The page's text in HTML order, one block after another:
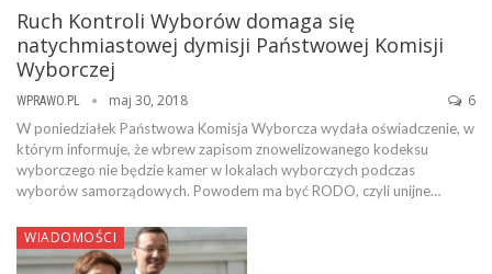
Ruch Kontroli Wyborów domaga się
natychmiastowej dymisji Państwowej Komisji
Wyborczej
WPRAWO.PL maj 30, 2018 6
W poniedziałek Państwowa Komisja Wyborcza wydała oświadczenie, w
którym informuje, że wbrew zapisom znowelizowanego kodeksu
wyborczego nie będzie kamer w lokalach wyborczych podczas
wyborów samorządowych. Powodem ma być RODO, czyli unijne…
WIADOMOŚCI